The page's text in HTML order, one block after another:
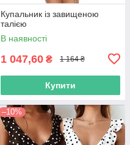
Купальник із завищеною
талією
В наявності
1 047,60 ₴ 1 164 ₴
Купити
–10%